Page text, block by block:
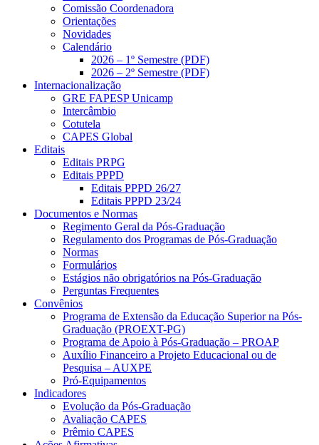
Comissão Coordenadora
Orientações
Novidades
Calendário
2026 – 1º Semestre (PDF)
2026 – 2º Semestre (PDF)
Internacionalização
GRE FAPESP Unicamp
Intercâmbio
Cotutela
CAPES Global
Editais
Editais PRPG
Editais PPPD
Editais PPPD 26/27
Editais PPPD 23/24
Documentos e Normas
Regimento Geral da Pós-Graduação
Regulamento dos Programas de Pós-Graduação
Normas
Formulários
Estágios não obrigatórios na Pós-Graduação
Perguntas Frequentes
Convênios
Programa de Extensão da Educação Superior na Pós-
Graduação (PROEXT-PG)
Programa de Apoio à Pós-Graduação – PROAP
Auxílio Financeiro a Projeto Educacional ou de
Pesquisa – AUXPE
Pró-Equipamentos
Indicadores
Evolução da Pós-Graduação
Avaliação CAPES
Prêmio CAPES